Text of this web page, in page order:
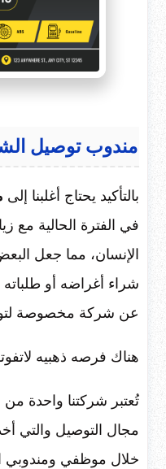
مندوب توصيل
بالتأكيد يحتاج أغلبنا إلى
في الفترة الحالية مع
الإنسان، مما جعل
شراء أغراضه أو
عن شركة مخصوصة
هناك فرصه ذهبيه
تُعتبر شركتنا واحدة
مجال التوصيل والتي
خلال موظفي ومندوبي